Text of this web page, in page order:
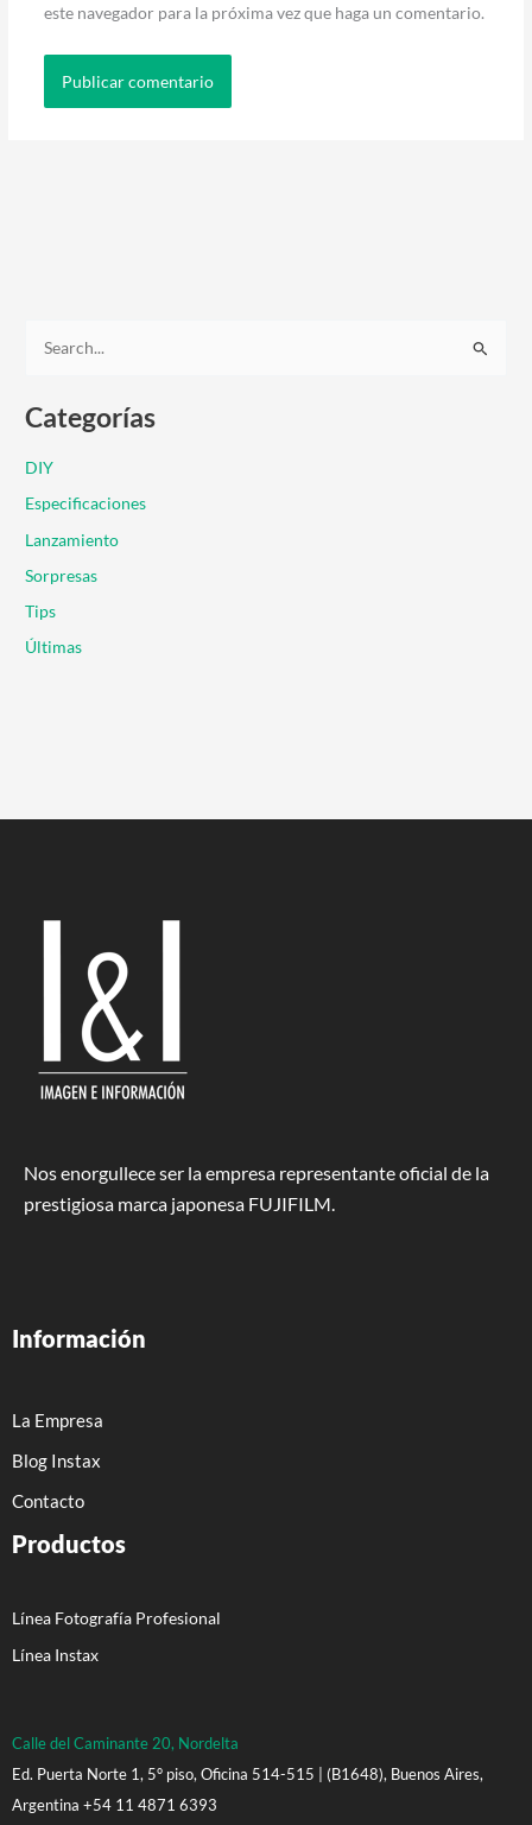
este navegador para la próxima vez que haga un comentario.
s
a
r
p
o
r
:
Categorías
DIY
Especificaciones
Lanzamiento
Sorpresas
Tips
Últimas
Nos enorgullece ser la empresa representante oficial de la
prestigiosa marca japonesa FUJIFILM.
Información
La Empresa
Blog Instax
Contacto
Productos
Línea Fotografía Profesional
Línea Instax
Calle del Caminante 20, Nordelta
Ed. Puerta Norte 1, 5° piso, Oficina 514-515 | (B1648), Buenos Aires,
Argentina +54 11 4871 6393